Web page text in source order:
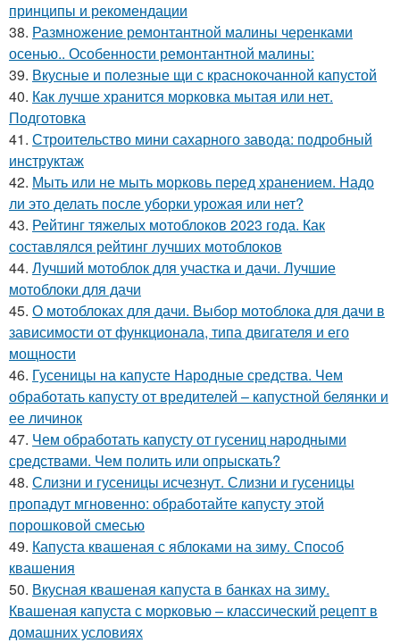
принципы и рекомендации
38. Размножение ремонтантной малины черенками
осенью.. Особенности ремонтантной малины:
39. Вкусные и полезные щи с краснокочанной капустой
40. Как лучше хранится морковка мытая или нет.
Подготовка
41. Строительство мини сахарного завода: подробный
инструктаж
42. Мыть или не мыть морковь перед хранением. Надо
ли это делать после уборки урожая или нет?
43. Рейтинг тяжелых мотоблоков 2023 года. Как
составлялся рейтинг лучших мотоблоков
44. Лучший мотоблок для участка и дачи. Лучшие
мотоблоки для дачи
45. О мотоблоках для дачи. Выбор мотоблока для дачи в
зависимости от функционала, типа двигателя и его
мощности
46. Гусеницы на капусте Народные средства. Чем
обработать капусту от вредителей – капустной белянки и
ее личинок
47. Чем обработать капусту от гусениц народными
средствами. Чем полить или опрыскать?
48. Слизни и гусеницы исчезнут. Слизни и гусеницы
пропадут мгновенно: обработайте капусту этой
порошковой смесью
49. Капуста квашеная с яблоками на зиму. Способ
квашения
50. Вкусная квашеная капуста в банках на зиму.
Квашеная капуста с морковью – классический рецепт в
домашних условиях